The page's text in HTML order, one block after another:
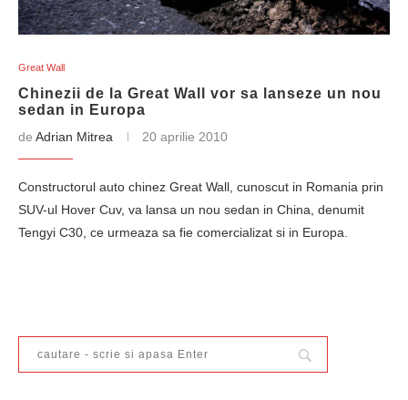
Great Wall
Chinezii de la Great Wall vor sa lanseze un nou
sedan in Europa
de Adrian Mitrea 20 aprilie 2010
Constructorul auto chinez Great Wall, cunoscut in Romania prin
SUV-ul Hover Cuv, va lansa un nou sedan in China, denumit
Tengyi C30, ce urmeaza sa fie comercializat si in Europa.